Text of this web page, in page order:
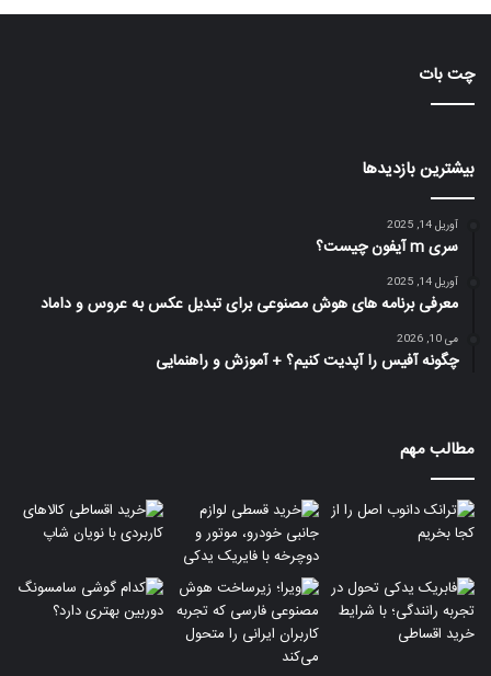
چت بات
بیشترین بازدیدها
آوریل 14, 2025
سری m آیفون چیست؟
آوریل 14, 2025
معرفی برنامه های هوش مصنوعی برای تبدیل عکس به عروس و داماد
می 10, 2026
چگونه آفیس را آپدیت کنیم؟ + آموزش و راهنمایی
مطالب مهم